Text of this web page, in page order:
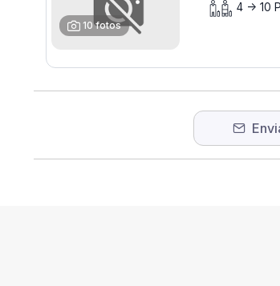
10 fotos
4 -> 10